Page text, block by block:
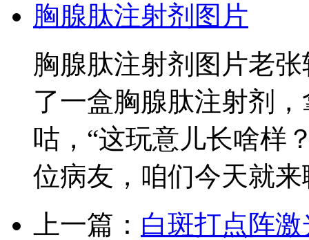
胸腺肽注射剂图片
胸腺肽注射剂图片老
了一盒胸腺肽注射剂
咕，“这玩意儿长啥样
位病友，咱们今天就来
上一篇： 白斑打点阵